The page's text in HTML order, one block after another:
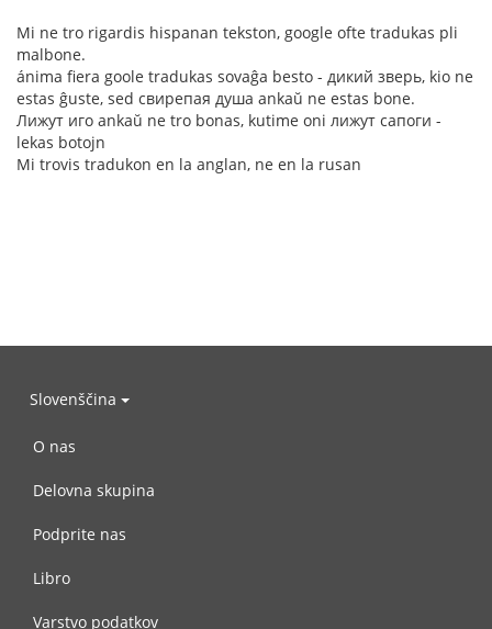
Mi ne tro rigardis hispanan tekston, google ofte tradukas pli
malbone.
ánima fiera goole tradukas sovaĝa besto - дикий зверь, kio ne
estas ĝuste, sed свирепая душа ankaŭ ne estas bone.
Лижут иго ankaŭ ne tro bonas, kutime oni лижут сапоги -
lekas botojn
Mi trovis tradukon en la anglan, ne en la rusan
Slovenščina
O nas
Delovna skupina
Podprite nas
Libro
Varstvo podatkov